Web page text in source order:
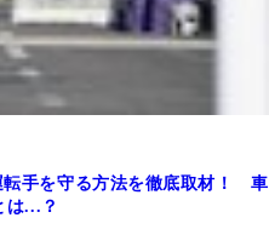
転手を守る方法を徹底取材！ 車
は...？